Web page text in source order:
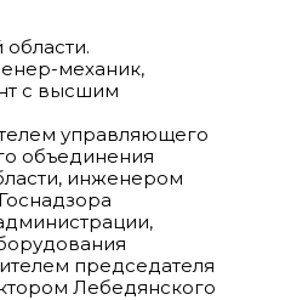
механик,
с высшим
управляющего
объединения
инженером
председателя
Лебедянского